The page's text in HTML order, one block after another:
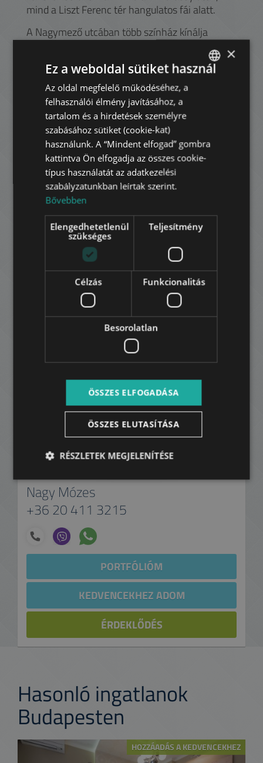
mind a Liszt Ferenc tér hangulatos fái alatt.
A Nagymező utcában több színház kínálja
előadásait a kultúra iránt érdeklődőknek. A
kerület Városligethez közel eső része elegáns
villáival számos ország nagykövetségének ad
otthont. A diákok az ELTE Pedagógia
Pszichológia Kara vagy a Zeneakadémia
közelsége miatt preferálhatják a környéket. Az
Andrássy úton több irodaház is várja az elegáns
lokációt kereső cégeket.
Havi bérleti díj:
453.000 HUF
1.250 EUR
az ár nem tartalmazza a közmű díjakat
Nagy Mózes
+36 20 411 3215
PORTFÓLIÓM
KEDVENCEKHEZ ADOM
ÉRDEKLŐDÉS
Hasonló ingatlanok
Budapesten
HOZZÁADÁS A KEDVENCEKHEZ
FRENCH
ARABIC
×
Ez a weboldal sütiket használ
Az oldal megfelelő működéséhez, a
felhasználói élmény javításához, a
tartalom és a hirdetések személyre
szabásához sütiket (cookie-kat)
használunk. A “Mindent elfogad” gombra
kattintva Ön elfogadja az összes cookie-
típus használatát az adatkezelési
szabályzatunkban leírtak szerint.
Bővebben
Elengedhetetlenül
szükséges
Teljesítmény
Célzás Funkcionalitás
Besorolatlan
ÖSSZES ELFOGADÁSA
ÖSSZES ELUTASÍTÁSA
RÉSZLETEK MEGJELENÍTÉSE